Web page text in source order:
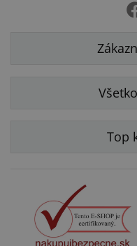
Top